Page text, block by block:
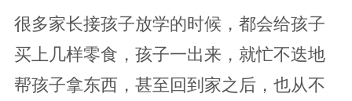
很多家长接孩子放学的时候，都会给孩子
买上几样零食，孩子一出来，就忙不迭地
帮孩子拿东西，甚至回到家之后，也从不